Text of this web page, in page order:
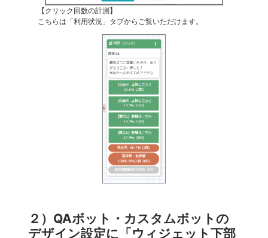
【クリック回数の計測】
こちらは「利用状況」タブからご覧いただけます。
２）QAボット・カスタムボットの
デザイン設定に「ウィジェット下部